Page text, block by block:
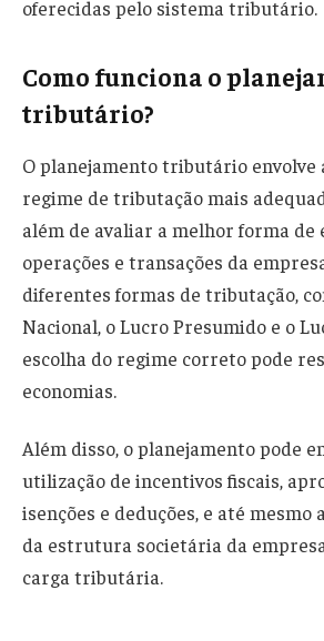
oferecidas pelo sistema tributário.
Como funciona o
tributário?
O planejamento tributário envolve
regime de tributação mais
além de avaliar a melhor forma
operações e transações da
diferentes formas de tributação,
Nacional, o Lucro Presumido e o
escolha do regime correto pode
economias.
Além disso, o planejamento pode
utilização de incentivos fiscais,
isenções e deduções, e até mesmo
da estrutura societária da
carga tributária.